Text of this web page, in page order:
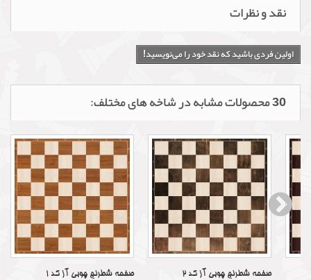
نقد و نظرات
اولین فردی باشید که نقد خود را می‌نویسید!
30 محصولات مشابه در شاخه های مختلف:
صفحه شطرنج چوبی آز کد 1 صفحه شطرنج چوبی آز کد 2